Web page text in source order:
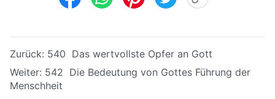
Zurück: 540 Das wertvollste Opfer an Gott
Weiter: 542 Die Bedeutung von Gottes Führung der
Menschheit